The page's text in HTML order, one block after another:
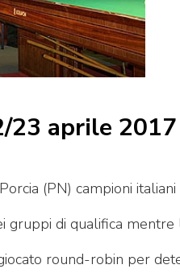
23 aprile 2017
(PN) campioni italiani
gruppi di qualifica mentre
round-robin per